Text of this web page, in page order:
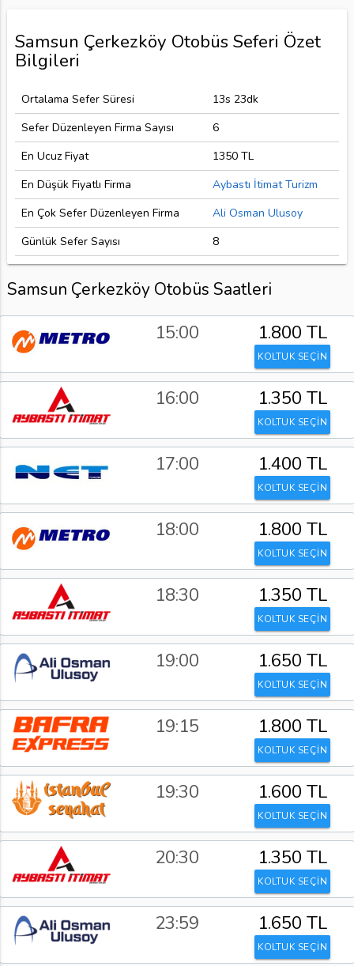
Samsun Çerkezköy Otobüs Seferi Özet
Bilgileri
Ortalama Sefer Süresi
13s 23dk
Sefer Düzenleyen Firma Sayısı
6
En Ucuz Fiyat
1350 TL
En Düşük Fiyatlı Firma
Aybastı İtimat Turizm
En Çok Sefer Düzenleyen Firma
Ali Osman Ulusoy
Günlük Sefer Sayısı
8
Samsun Çerkezköy Otobüs Saatleri
15:00 1.800 TL
KOLTUK SEÇİN
16:00 1.350 TL
KOLTUK SEÇİN
17:00 1.400 TL
KOLTUK SEÇİN
18:00 1.800 TL
KOLTUK SEÇİN
18:30 1.350 TL
KOLTUK SEÇİN
19:00 1.650 TL
KOLTUK SEÇİN
19:15 1.800 TL
KOLTUK SEÇİN
19:30 1.600 TL
KOLTUK SEÇİN
20:30 1.350 TL
KOLTUK SEÇİN
23:59 1.650 TL
KOLTUK SEÇİN